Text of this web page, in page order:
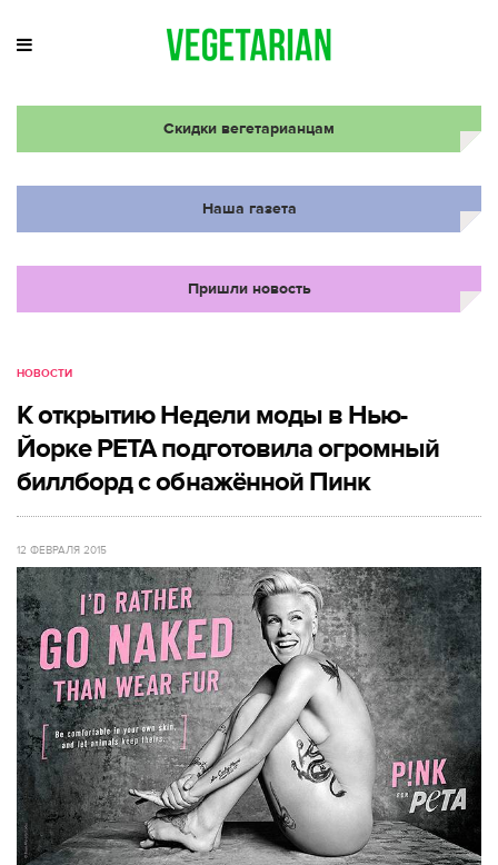
Скидки вегетарианцам
Наша газета
Пришли новость
НОВОСТИ
К открытию Недели моды в Нью-
Йорке PETA подготовила огромный
биллборд с обнажённой Пинк
12 ФЕВРАЛЯ 2015